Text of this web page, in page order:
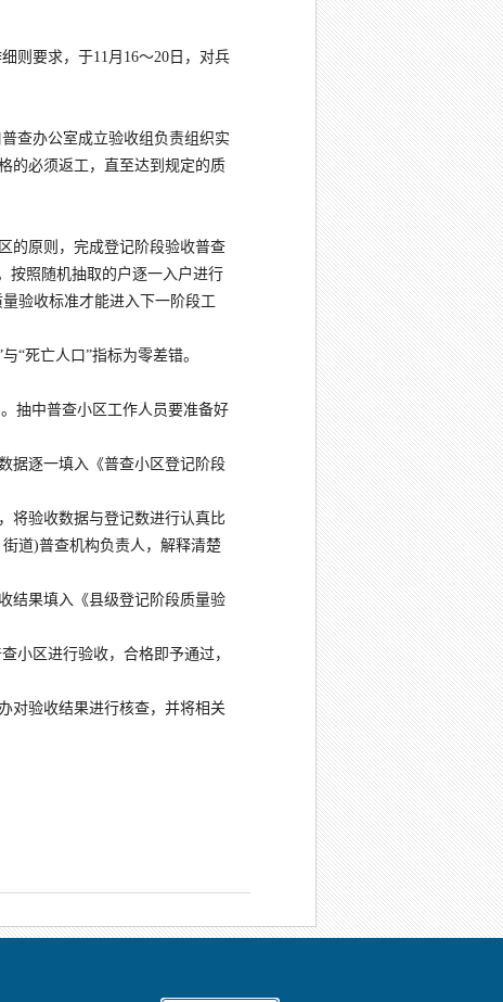
则要求，于11月16～20日，对兵
查办公室成立验收组负责组织实
的必须返工，直至达到规定的质
的原则，完成登记阶段验收普查
按照随机抽取的户逐一入户进行
验收标准才能进入下一阶段工
“死亡人口”指标为零差错。
抽中普查小区工作人员要准备好
据逐一填入《普查小区登记阶段
将验收数据与登记数进行认真比
道)普查机构负责人，解释清楚
结果填入《县级登记阶段质量验
小区进行验收，合格即予通过，
对验收结果进行核查，并将相关